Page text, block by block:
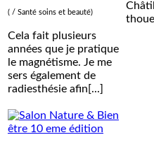
( / Santé soins et beauté)
Cela fait plusieurs
années que je pratique
le magnétisme. Je me
sers également de
radiesthésie afin[...]